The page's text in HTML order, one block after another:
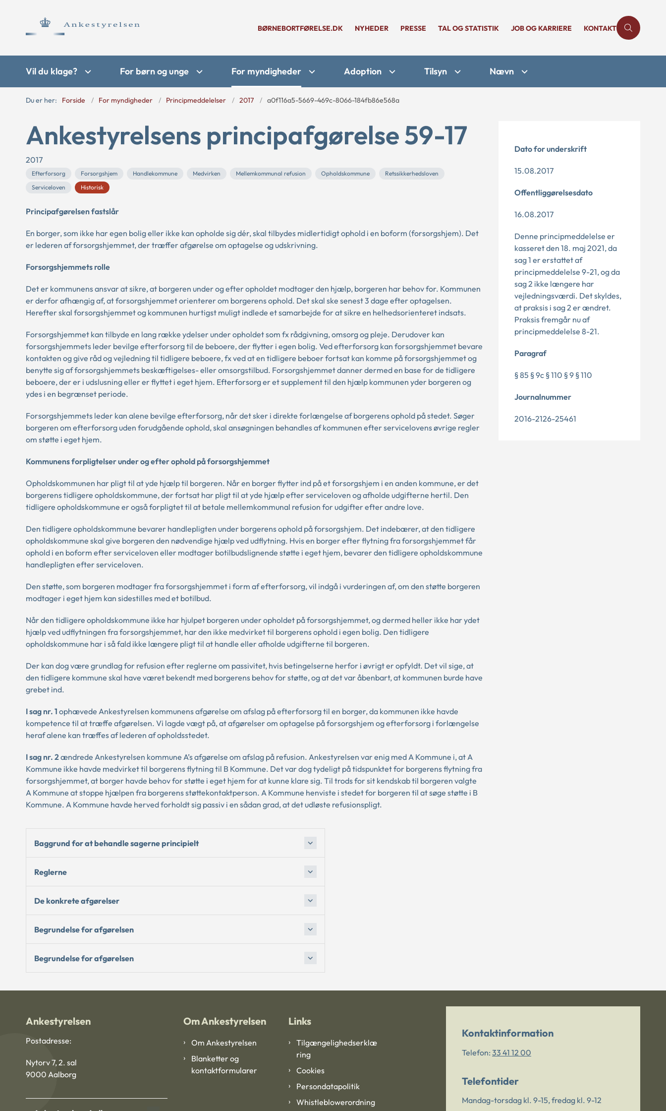
BØRNEBORTFØRELSE.DK NYHEDER PRESSE TAL OG STATISTIK JOB OG KARRIERE KONTAKT
Vil du klage? For børn og unge For myndigheder Adoption Tilsyn Nævn
Du er her: Forside For myndigheder Principmeddelelser 2017 a0f116a5-5669-469c-8066-184fb86e568a
Ankestyrelsens principafgørelse 59-17
2017
Efterforsorg Forsorgshjem Handlekommune Medvirken Mellemkommunal refusion Opholdskommune
Retssikkerhedsloven
Serviceloven
Historisk
Principafgørelsen fastslår
En borger, som ikke har egen bolig eller ikke kan opholde sig dér, skal tilbydes midlertidigt ophold i en boform (forsorgshjem). Det
er lederen af forsorgshjemmet, der træffer afgørelse om optagelse og udskrivning.
Forsorgshjemmets rolle
Det er kommunens ansvar at sikre, at borgeren under og efter opholdet modtager den hjælp, borgeren har behov for. Kommunen
er derfor afhængig af, at forsorgshjemmet orienterer om borgerens ophold. Det skal ske senest 3 dage efter optagelsen.
Herefter skal forsorgshjemmet og kommunen hurtigst muligt indlede et samarbejde for at sikre en helhedsorienteret indsats.
Forsorgshjemmet kan tilbyde en lang række ydelser under opholdet som fx rådgivning, omsorg og pleje. Derudover kan
forsorgshjemmets leder bevilge efterforsorg til de beboere, der flytter i egen bolig. Ved efterforsorg kan forsorgshjemmet bevare
kontakten og give råd og vejledning til tidligere beboere, fx ved at en tidligere beboer fortsat kan komme på forsorgshjemmet og
benytte sig af forsorgshjemmets beskæftigelses- eller omsorgstilbud. Forsorgshjemmet danner dermed en base for de tidligere
beboere, der er i udslusning eller er flyttet i eget hjem. Efterforsorg er et supplement til den hjælp kommunen yder borgeren og
ydes i en begrænset periode.
Forsorgshjemmets leder kan alene bevilge efterforsorg, når det sker i direkte forlængelse af borgerens ophold på stedet. Søger
borgeren om efterforsorg uden forudgående ophold, skal ansøgningen behandles af kommunen efter servicelovens øvrige regler
om støtte i eget hjem.
Kommunens forpligtelser under og efter ophold på forsorgshjemmet
Opholdskommunen har pligt til at yde hjælp til borgeren. Når en borger flytter ind på et forsorgshjem i en anden kommune, er det
borgerens tidligere opholdskommune, der fortsat har pligt til at yde hjælp efter serviceloven og afholde udgifterne hertil. Den
tidligere opholdskommune er også forpligtet til at betale mellemkommunal refusion for udgifter efter andre love.
Den tidligere opholdskommune bevarer handlepligten under borgerens ophold på forsorgshjem. Det indebærer, at den tidligere
opholdskommune skal give borgeren den nødvendige hjælp ved udflytning. Hvis en borger efter flytning fra forsorgshjemmet får
ophold i en boform efter serviceloven eller modtager botilbudslignende støtte i eget hjem, bevarer den tidligere opholdskommune
handlepligten efter serviceloven.
Den støtte, som borgeren modtager fra forsorgshjemmet i form af efterforsorg, vil indgå i vurderingen af, om den støtte borgeren
modtager i eget hjem kan sidestilles med et botilbud.
Når den tidligere opholdskommune ikke har hjulpet borgeren under opholdet på forsorgshjemmet, og dermed heller ikke har ydet
hjælp ved udflytningen fra forsorgshjemmet, har den ikke medvirket til borgerens ophold i egen bolig. Den tidligere
opholdskommune har i så fald ikke længere pligt til at handle eller afholde udgifterne til borgeren.
Der kan dog være grundlag for refusion efter reglerne om passivitet, hvis betingelserne herfor i øvrigt er opfyldt. Det vil sige, at
den tidligere kommune skal have været bekendt med borgerens behov for støtte, og at det var åbenbart, at kommunen burde have
grebet ind.
I sag nr. 1 ophævede Ankestyrelsen kommunens afgørelse om afslag på efterforsorg til en borger, da kommunen ikke havde
kompetence til at træffe afgørelsen. Vi lagde vægt på, at afgørelser om optagelse på forsorgshjem og efterforsorg i forlængelse
heraf alene kan træffes af lederen af opholdsstedet.
I sag nr. 2ændrede Ankestyrelsen kommune A’s afgørelse om afslag på refusion. Ankestyrelsen var enig med A Kommune i, at A
Kommune ikke havde medvirket til borgerens flytning til B Kommune. Det var dog tydeligt på tidspunktet for borgerens flytning fra
forsorgshjemmet, at borger havde behov for støtte i eget hjem for at kunne klare sig. Til trods for sit kendskab til borgeren valgte
A Kommune at stoppe hjælpen fra borgerens støttekontaktperson. A Kommune henviste i stedet for borgeren til at søge støtte i B
Kommune. A Kommune havde herved forholdt sig passiv i en sådan grad, at det udløste refusionspligt.
Baggrund for at behandle sagerne principielt
Reglerne
De konkrete afgørelser
Begrundelse for afgørelsen
Begrundelse for afgørelsen
Dato for underskrift
15.08.2017
Offentliggørelsesdato
16.08.2017
Denne principmeddelelse er
kasseret den 18. maj 2021, da
sag 1 er erstattet af
principmeddelelse 9-21, og da
sag 2 ikke længere har
vejledningsværdi. Det skyldes,
at praksis i sag 2 er ændret.
Praksis fremgår nu af
principmeddelelse 8-21.
Paragraf
§ 85 § 9c § 110 § 9 § 110
Journalnummer
2016-2126-25461
Ankestyrelsen
Postadresse:
Nytorv 7, 2. sal
9000 Aalborg
Om Ankestyrelsen
Om Ankestyrelsen
Blanketter og
kontaktformularer
Links
Tilgængelighedserklæ
ring
Cookies
Persondatapolitik
Whistleblowerordning
Kontaktinformation
Telefon: 33 41 12 00
Telefontider
Mandag-torsdag kl. 9-15, fredag kl. 9-12